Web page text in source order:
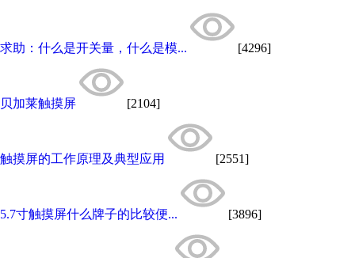
求助：什么是开关量，什么是模... [4296]
贝加莱触摸屏 [2104]
触摸屏的工作原理及典型应用 [2551]
5.7寸触摸屏什么牌子的比较便... [3896]